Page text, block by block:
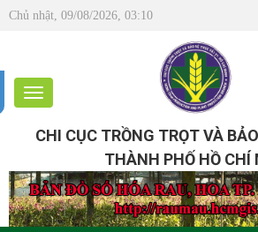
Chủ nhật, 09/08/2026, 03:10
CHI CỤC TRỒNG TRỌT VÀ
THÀNH PHỐ HỒ CHÍ